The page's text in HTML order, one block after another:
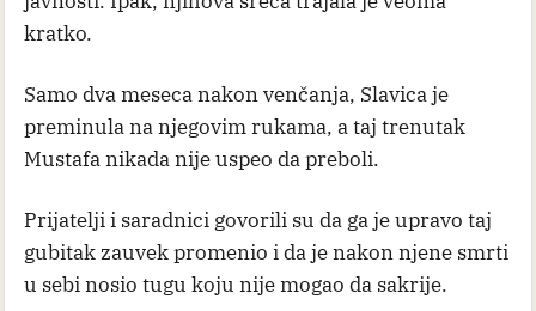
Ljubav jača od bolesti
Kada su lekari Slavici saopštili tešku dijagnozu i
otkrili da se bolest proširila, Mustafa je doneo
odluku koja je mnoge dirnula. U trenutku kada su
situacija veoma ozbiljna, glumac ju je zaprosio.
Njih dvoje svoju ljubav krunisali su brakom 2012.